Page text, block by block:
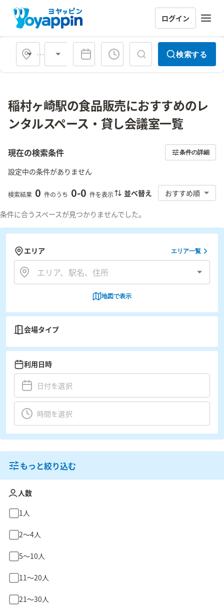
ログイン
会場タイプ 検索する
稲村ヶ崎駅の食品販売におすすめのレ
ンタルスペース・貸し会議室一覧
現在の検索条件 条件の詳細
設定中の条件がありません
検索結果 0 件のうち 0-0 件を表示 並べ替え おすすめ順
条件に合うスペースが見つかりませんでした。
エリア エリア一覧
地図で表示
会場タイプ
利用日時
もっと絞り込む
人数
1人
2〜4人
5〜10人
11〜20人
21〜30人